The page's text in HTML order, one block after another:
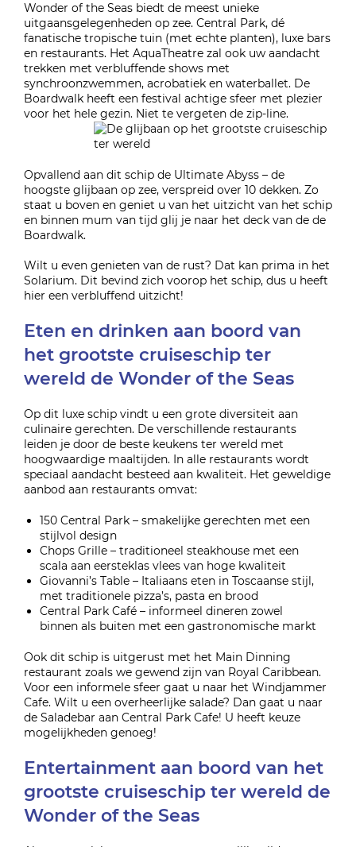
Wonder of the Seas biedt de meest unieke
uitgaansgelegenheden op zee. Central Park, dé
fanatische tropische tuin (met echte planten), luxe bars
en restaurants. Het AquaTheatre zal ook uw aandacht
trekken met verbluffende shows met
synchroonzwemmen, acrobatiek en waterballet. De
Boardwalk heeft een festival achtige sfeer met plezier
voor het hele gezin. Niet te vergeten de zip-line.
Opvallend aan dit schip de Ultimate Abyss – de
hoogste glijbaan op zee, verspreid over 10 dekken. Zo
staat u boven en geniet u van het uitzicht van het schip
en binnen mum van tijd glij je naar het deck van de de
Boardwalk.
Wilt u even genieten van de rust? Dat kan prima in het
Solarium. Dit bevind zich voorop het schip, dus u heeft
hier een verbluffend uitzicht!
Eten en drinken aan boord van
het grootste cruiseschip ter
wereld de Wonder of the Seas
Op dit luxe schip vindt u een grote diversiteit aan
culinaire gerechten. De verschillende restaurants
leiden je door de beste keukens ter wereld met
hoogwaardige maaltijden. In alle restaurants wordt
speciaal aandacht besteed aan kwaliteit. Het geweldige
aanbod aan restaurants omvat:
150 Central Park – smakelijke gerechten met een
stijlvol design
Chops Grille – traditioneel steakhouse met een
scala aan eersteklas vlees van hoge kwaliteit
Giovanni’s Table – Italiaans eten in Toscaanse stijl,
met traditionele pizza’s, pasta en brood
Central Park Café – informeel dineren zowel
binnen als buiten met een gastronomische markt
Ook dit schip is uitgerust met het Main Dinning
restaurant zoals we gewend zijn van Royal Caribbean.
Voor een informele sfeer gaat u naar het Windjammer
Cafe. Wilt u een overheerlijke salade? Dan gaat u naar
de Saladebar aan Central Park Cafe! U heeft keuze
mogelijkheden genoeg!
Entertainment aan boord van het
grootste cruiseschip ter wereld de
Wonder of the Seas